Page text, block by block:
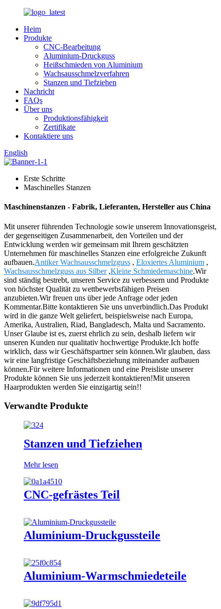
Heim
Produkte
CNC-Bearbeitung
Aluminium-Druckguss
Heißschmieden von Aluminium
Wachsausschmelzverfahren
Stanzen und Tiefziehen
Nachricht
FAQs
Über uns
Produktionsfähigkeit
Zertifikate
Kontaktiere uns
English
Erste Schritte
Maschinelles Stanzen
Maschinenstanzen - Fabrik, Lieferanten, Hersteller aus China
Mit unserer führenden Technologie sowie unserem Innovationsgeist,
der gegenseitigen Zusammenarbeit, den Vorteilen und der
Entwicklung werden wir gemeinsam mit Ihrem geschätzten
Unternehmen für maschinelles Stanzen eine erfolgreiche Zukunft
aufbauen.Antiker Wachsausschmelzguss , Eloxiertes Aluminium ,
Wachsausschmelzguss aus Silber,Kleine Schmiedemaschine.Wir
sind ständig bestrebt, unseren Service zu verbessern und Produkte
von höchster Qualität zu wettbewerbsfähigen Preisen
anzubieten.Wir freuen uns über jede Anfrage oder jeden
Kommentar.Bitte kontaktieren Sie uns unverbindlich.Das Produkt
wird in die ganze Welt geliefert, beispielsweise nach Europa,
Amerika, Australien, Riad, Bangladesch, Malta und Sacramento.
Unser Glaube ist es, zuerst ehrlich zu sein, deshalb liefern wir
unseren Kunden nur qualitativ hochwertige Produkte.Ich hoffe
wirklich, dass wir Geschäftspartner sein können.Wir glauben, dass
wir eine langfristige Geschäftsbeziehung miteinander aufbauen
können.Für weitere Informationen und eine Preisliste unserer
Produkte können Sie uns jederzeit kontaktieren!Mit unseren
Haarprodukten werden Sie einzigartig sein!!
Verwandte Produkte
Stanzen und Tiefziehen
Mehr lesen
CNC-gefrästes Teil
Aluminium-Druckgussteile
Aluminium-Warmschmiedeteile